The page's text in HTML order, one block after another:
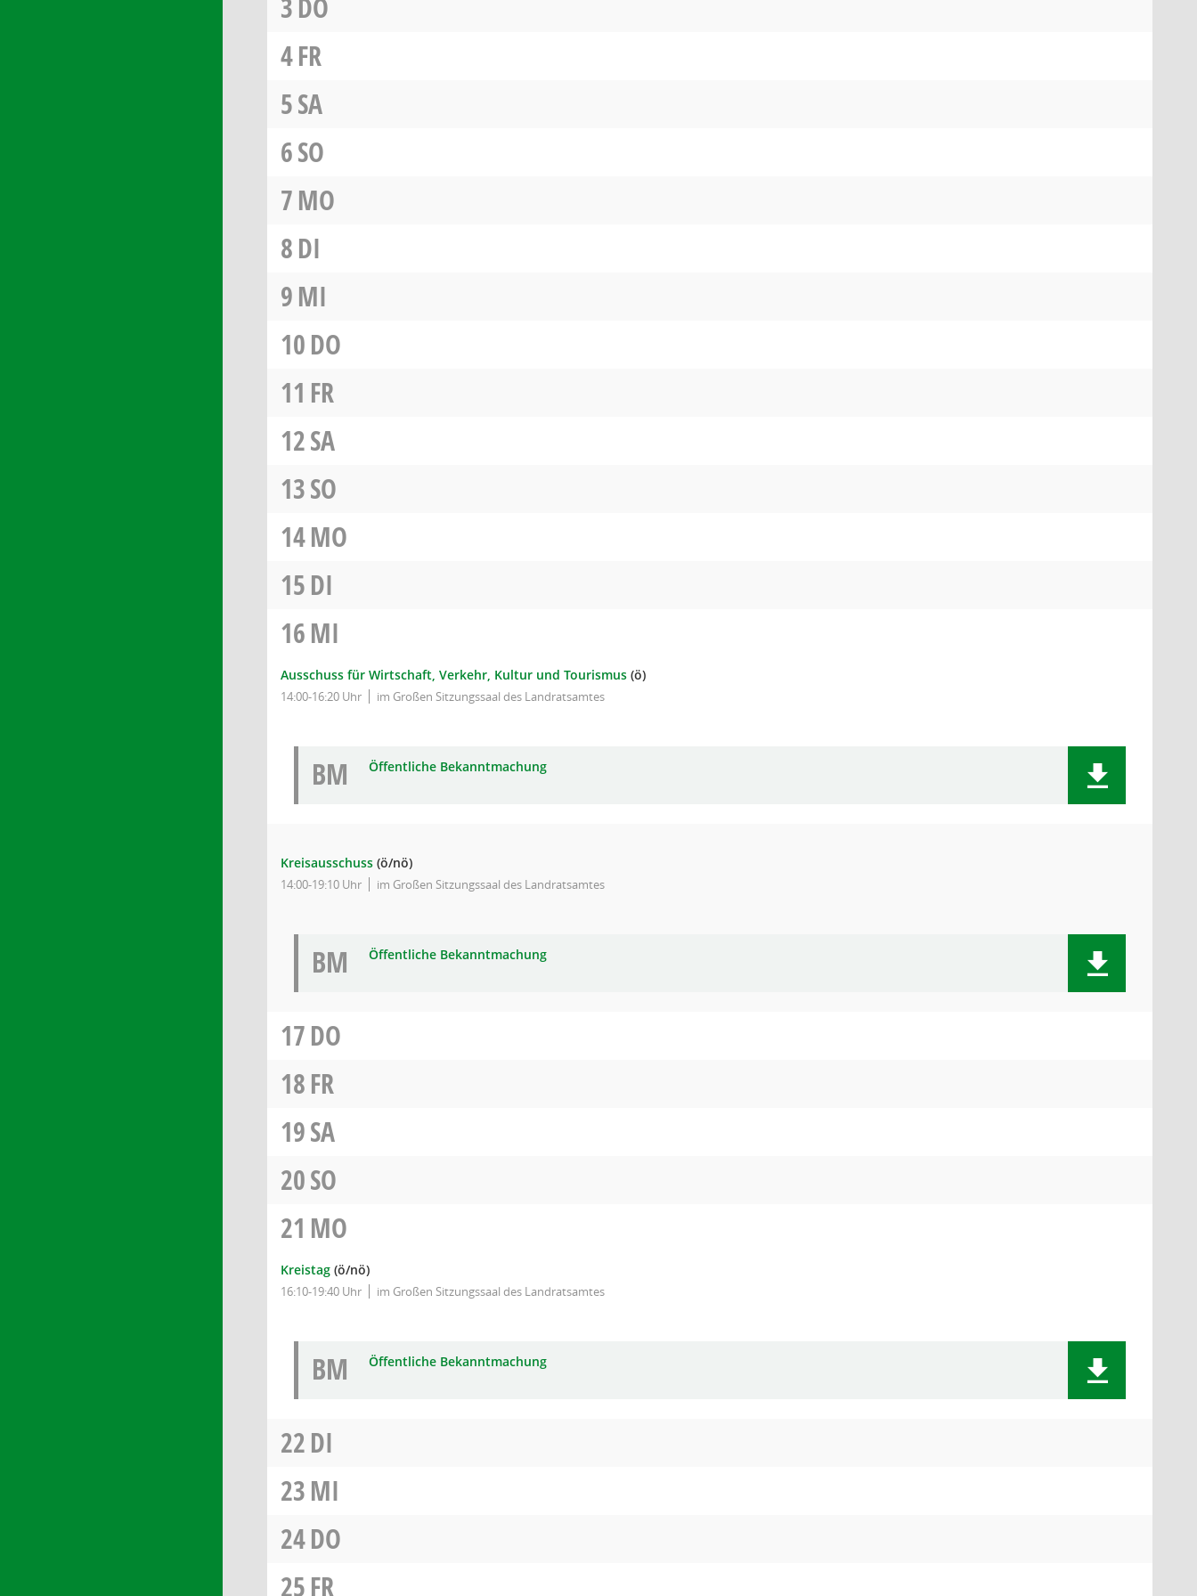
3 DO
4FR
5SA
6SO
7MO
8DI
9MI
10DO
11 FR
12SA
13SO
14MO
15DI
16MI
Ausschuss für Wirtschaft, Verkehr, Kultur und Tourismus (ö)
14:00-16:20 Uhr im Großen Sitzungssaal des Landratsamtes
BM Öffentliche Bekanntmachung
Kreisausschuss (ö/nö)
14:00-19:10 Uhr im Großen Sitzungssaal des Landratsamtes
BM Öffentliche Bekanntmachung
17DO
18FR
19SA
20SO
21 MO
Kreistag (ö/nö)
16:10-19:40 Uhr im Großen Sitzungssaal des Landratsamtes
BM Öffentliche Bekanntmachung
22DI
23MI
24DO
25FR